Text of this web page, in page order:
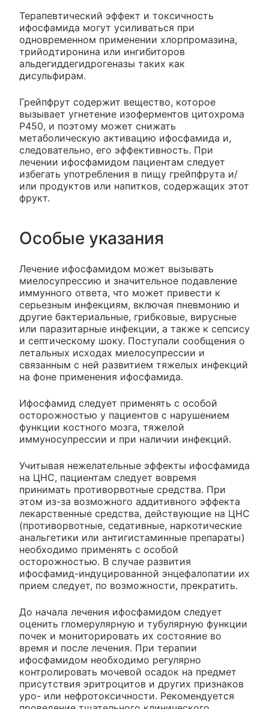
Терапевтический эффект и токсичность
ифосфамида могут усиливаться при
одновременном применении хлорпромазина,
трийодтиронина или ингибиторов
альдегиддегидрогеназы таких как
дисульфирам.
Грейпфрут содержит вещество, которое
вызывает угнетение изоферментов цитохрома
Р450, и поэтому может снижать
метаболическую активацию ифосфамида и,
следовательно, его эффективность. При
лечении ифосфамидом пациентам следует
избегать употребления в пищу грейпфрута и/
или продуктов или напитков, содержащих этот
фрукт.
Особые указания
Лечение ифосфамидом может вызывать
миелосупрессию и значительное подавление
иммунного ответа, что может привести к
серьезным инфекциям, включая пневмонию и
другие бактериальные, грибковые, вирусные
или паразитарные инфекции, а также к сепсису
и септическому шоку. Поступали сообщения о
летальных исходах миелосупрессии и
связанным с ней развитием тяжелых инфекций
на фоне применения ифосфамида.
Ифосфамид следует применять с особой
осторожностью у пациентов с нарушением
функции костного мозга, тяжелой
иммуносупрессии и при наличии инфекций.
Учитывая нежелательные эффекты ифосфамида
на ЦНС, пациентам следует вовремя
принимать противорвотные средства. При
этом из-за возможного аддитивного эффекта
лекарственные средства, действующие на ЦНС
(противорвотные, седативные, наркотические
анальгетики или антигистаминные препараты)
необходимо применять с особой
осторожностью. В случае развития
ифосфамид-индуцированной энцефалопатии их
прием следует, по возможности, прекратить.
До начала лечения ифосфамидом следует
оценить гломерулярную и тубулярную функции
почек и мониторировать их состояние во
время и после лечения. При терапии
ифосфамидом необходимо регулярно
контролировать мочевой осадок на предмет
присутствия эритроцитов и других признаков
уро- или нефротоксичности. Рекомендуется